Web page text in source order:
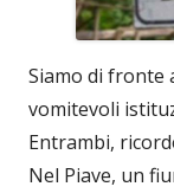
Siamo di fronte
vomitevoli
Entrambi,
Nel Piave, un